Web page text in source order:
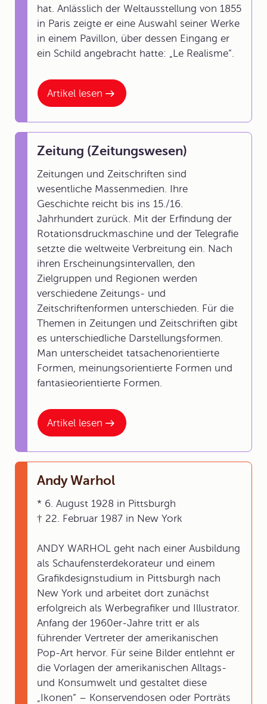
Artikel lesen
hat. Anlässlich der Weltausstellung von 1855
in Paris zeigte er eine Auswahl seiner Werke
in einem Pavillon, über dessen Eingang er
ein Schild angebracht hatte: „Le Realisme“.
Artikel lesen
Zeitung (Zeitungswesen)
Zeitungen und Zeitschriften sind
wesentliche Massenmedien. Ihre
Geschichte reicht bis ins 15./16.
Jahrhundert zurück. Mit der Erfindung der
Rotationsdruckmaschine und der Telegrafie
setzte die weltweite Verbreitung ein. Nach
ihren Erscheinungsintervallen, den
Zielgruppen und Regionen werden
verschiedene Zeitungs- und
Zeitschriftenformen unterschieden. Für die
Themen in Zeitungen und Zeitschriften gibt
es unterschiedliche Darstellungsformen.
Man unterscheidet tatsachenorientierte
Formen, meinungsorientierte Formen und
fantasieorientierte Formen.
Andy Warhol
* 6. August 1928 in Pittsburgh
† 22. Februar 1987 in New York
ANDY WARHOL geht nach einer Ausbildung
als Schaufensterdekorateur und einem
Grafikdesignstudium in Pittsburgh nach
New York und arbeitet dort zunächst
erfolgreich als Werbegrafiker und Illustrator.
Anfang der 1960er-Jahre tritt er als
führender Vertreter der amerikanischen
Pop-Art hervor. Für seine Bilder entlehnt er
die Vorlagen der amerikanischen Alltags-
und Konsumwelt und gestaltet diese
„Ikonen“ – Konservendosen oder Porträts